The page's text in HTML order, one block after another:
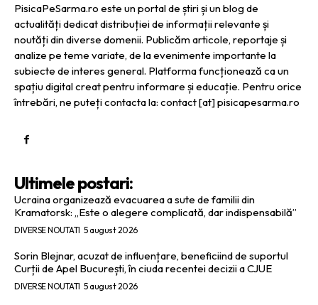
PisicaPeSarma.ro este un portal de știri și un blog de
actualități dedicat distribuției de informații relevante și
noutăți din diverse domenii. Publicăm articole, reportaje și
analize pe teme variate, de la evenimente importante la
subiecte de interes general. Platforma funcționează ca un
spațiu digital creat pentru informare și educație. Pentru orice
întrebări, ne puteți contacta la: contact [at] pisicapesarma.ro
Ultimele postari:
Ucraina organizează evacuarea a sute de familii din
Kramatorsk: „Este o alegere complicată, dar indispensabilă”
DIVERSE NOUTATI 5 august 2026
Sorin Blejnar, acuzat de influențare, beneficiind de suportul
Curții de Apel București, în ciuda recentei decizii a CJUE
DIVERSE NOUTATI 5 august 2026